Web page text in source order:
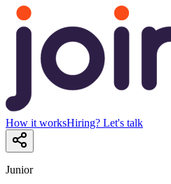
How it worksHiring? Let's talk
Junior